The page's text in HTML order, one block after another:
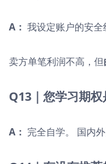
A： 我设定账户的安全
卖方单笔利润不高，但
Q13｜您学习期
A： 完全自学。 国内